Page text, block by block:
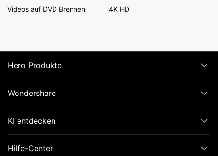
Videos auf DVD Brennen
4K HD
Hero Produkte
Wondershare
KI entdecken
Hilfe-Center